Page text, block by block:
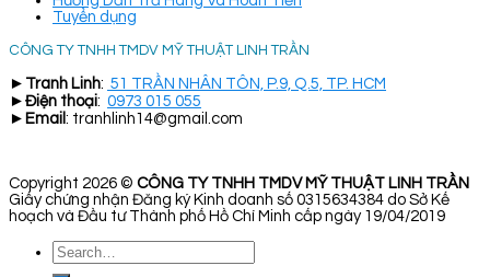
Tuyển dụng
CÔNG TY TNHH TMDV MỸ THUẬT LINH TRẦN
► Tranh Linh: 51 TRẦN NHÂN TÔN, P.9, Q.5, TP. HCM
► Điện thoại: 0973 015 055
► Email : tranhlinh14@gmail.com
Copyright 2026 © CÔNG TY TNHH TMDV MỸ THUẬT LINH TRẦN
Giấy chứng nhận Đăng ký Kinh doanh số 0315634384 do Sở Kế
hoạch và Đầu tư Thành phố Hồ Chí Minh cấp ngày 19/04/2019
Search
for: